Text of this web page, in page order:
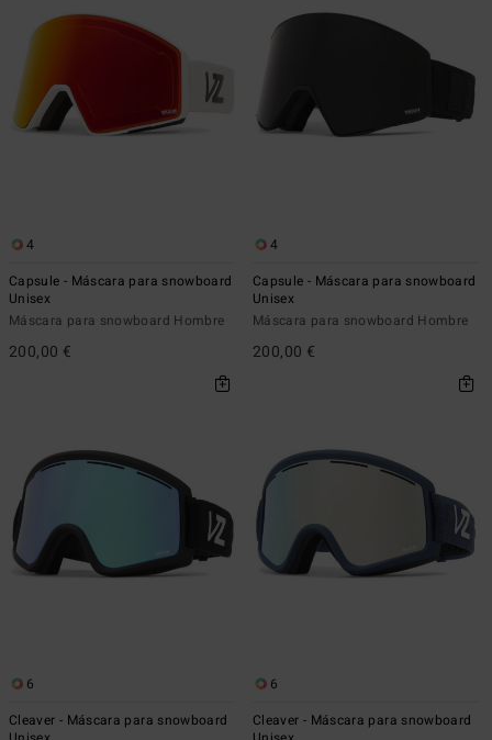
4
Capsule - Máscara para snowboard
Unisex
Máscara para snowboard Hombre
200,00 €
4
Capsule - Máscara para snowboard
Unisex
Máscara para snowboard Hombre
200,00 €
6
Cleaver - Máscara para snowboard
6
Cleaver - Máscara para snowboard